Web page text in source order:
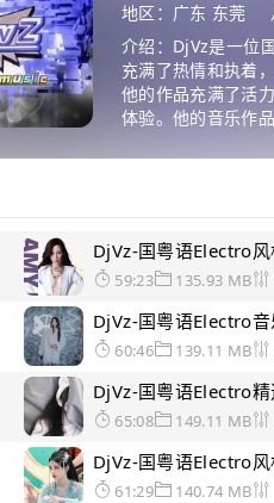
地区：广东 东莞
介绍：DjVz是一位
充满了热情和执着
他的作品充满了活
体验。他的音乐作
DjVz-国粤语Electro
59:23 135.93 MB
DjVz-国粤语Electro
60:46 139.11 MB
DjVz-国粤语Electro
65:08 149.11 MB
DjVz-国粤语Electro
61:29 140.74 MB